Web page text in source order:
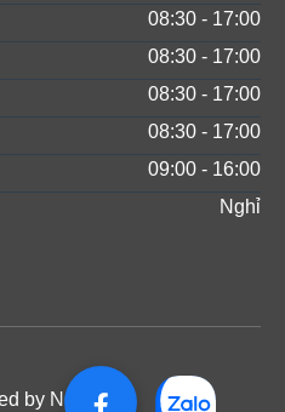
08:30 - 17:00
08:30 - 17:00
08:30 - 17:00
08:30 - 17:00
09:00 - 16:00
Nghỉ
by NOS